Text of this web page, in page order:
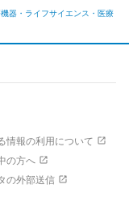
器・ライフサイエンス・医療
情報の利用について
の方へ
の外部送信